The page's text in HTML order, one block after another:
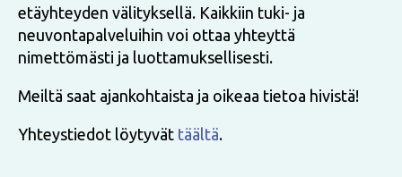
etäyhteyden välityksellä. Kaikkiin tuki- ja
neuvontapalveluihin voi ottaa yhteyttä
nimettömästi ja luottamuksellisesti.
Meiltä saat ajankohtaista ja oikeaa tietoa hivistä!
Yhteystiedot löytyvät täältä.